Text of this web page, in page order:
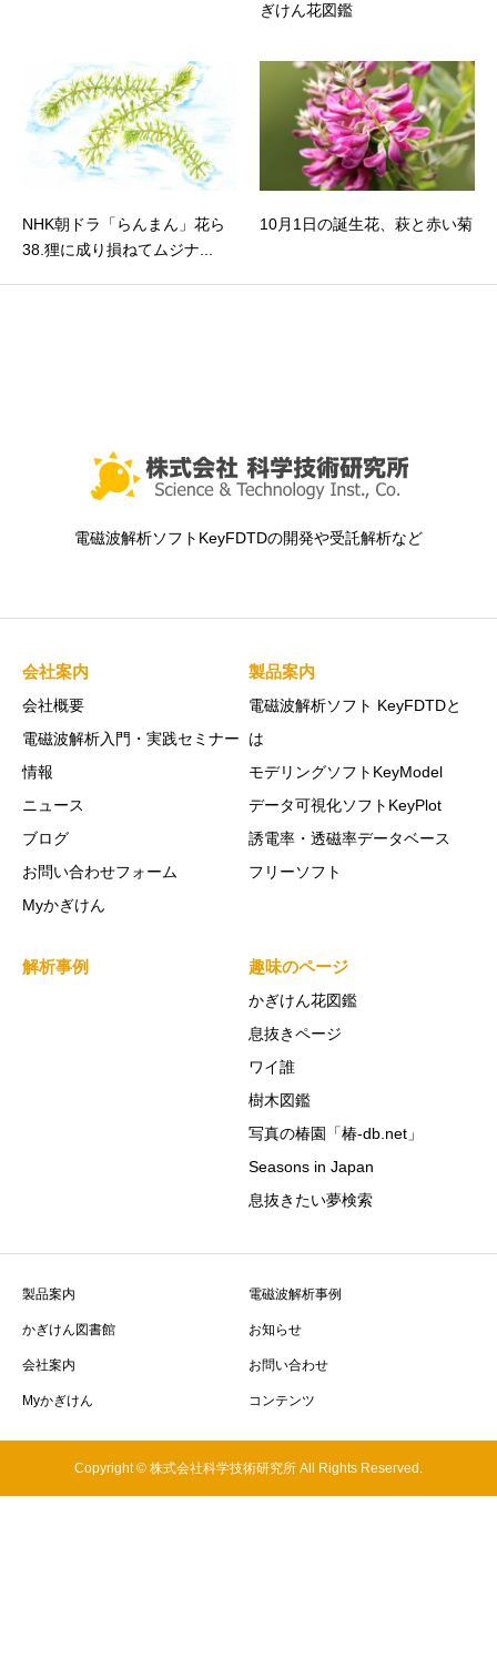
ぎけん花図鑑
NHK朝ドラ「らんまん」花ら
38.狸に成り損ねてムジナ...
10月1日の誕生花、萩と赤い菊
電磁波解析ソフトKeyFDTDの開発や受託解析など
会社案内
会社概要
電磁波解析入門・実践セミナー
情報
ニュース
ブログ
お問い合わせフォーム
Myかぎけん
製品案内
電磁波解析ソフト KeyFDTDと
は
モデリングソフトKeyModel
データ可視化ソフトKeyPlot
誘電率・透磁率データベース
フリーソフト
解析事例 趣味のページ
かぎけん花図鑑
息抜きページ
ワイ誰
樹木図鑑
写真の椿園「椿-db.net」
Seasons in Japan
息抜きたい夢検索
製品案内 電磁波解析事例
かぎけん図書館 お知らせ
会社案内 お問い合わせ
Myかぎけん コンテンツ
Copyright © 株式会社科学技術研究所 All Rights Reserved.